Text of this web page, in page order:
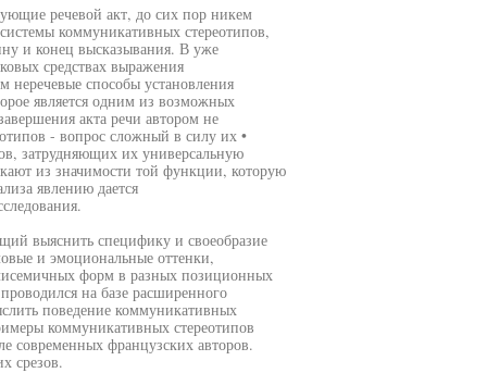
речевой акт, до сих пор никем
коммуникативных стереотипов,
и конец высказывания. В уже
средствах выражения
способы установления
является одним из возможных
акта речи автором не
- вопрос сложный в силу их •
затрудняющих их универсальную
из значимости той функции, которую
явлению дается
выяснить специфику и своеобразие
и эмоциональные оттенки,
форм в разных позиционных
на базе расширенного
поведение коммуникативных
коммуникативных стереотипов
современных французских авторов.
срезов.